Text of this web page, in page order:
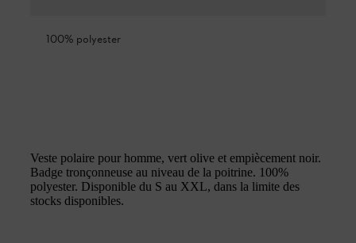
100% polyester
Veste polaire pour homme, vert olive et empiècement noir.
Badge tronçonneuse au niveau de la poitrine. 100%
polyester. Disponible du S au XXL, dans la limite des
stocks disponibles.